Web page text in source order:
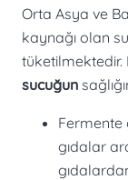
Orta Asya ve
kaynağı olan
tüketilmektedir.
sucuğun
Fermente
gıdalar